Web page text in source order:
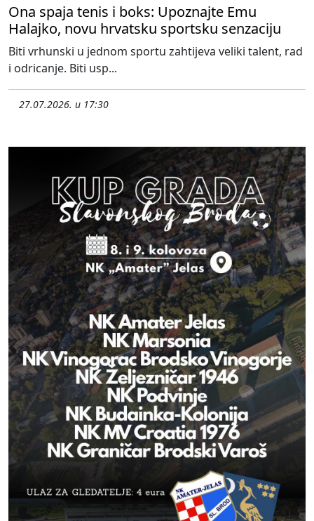
Ona spaja tenis i boks: Upoznajte Emu
Halajko, novu hrvatsku sportsku senzaciju
Biti vrhunski u jednom sportu zahtijeva veliki talent, rad
i odricanje. Biti usp...
27.07.2026. u 17:30